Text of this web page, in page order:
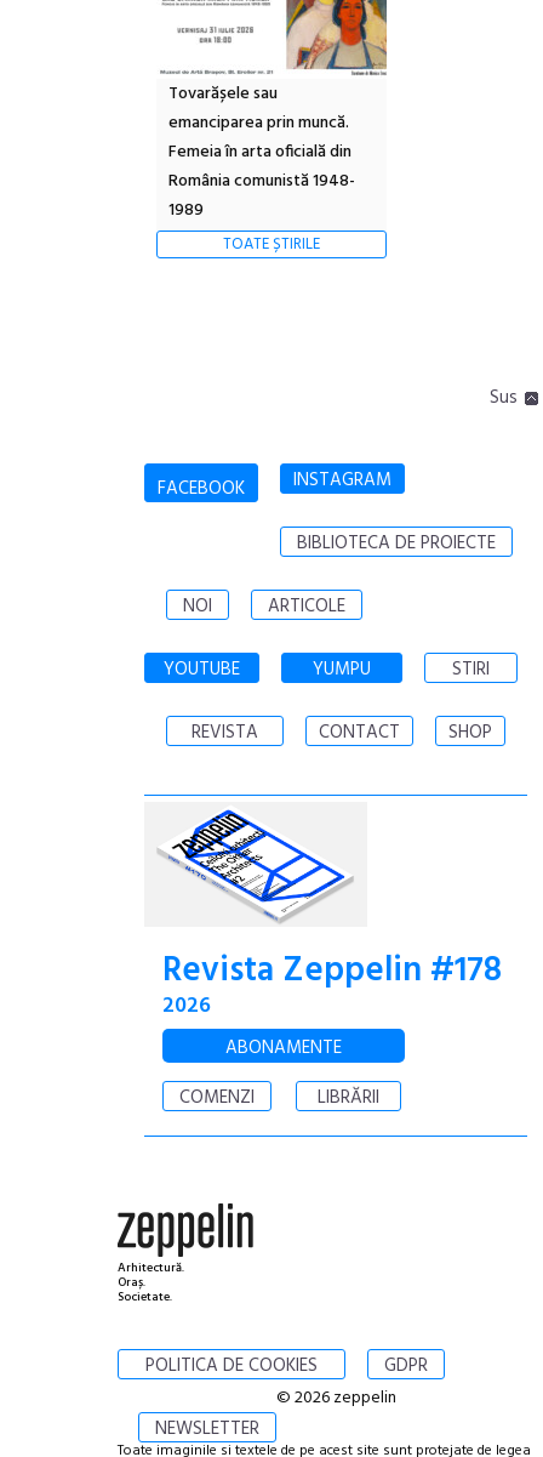
Tovarășele sau
emanciparea prin muncă.
Femeia în arta oficială din
România comunistă 1948-
1989
TOATE ȘTIRILE
Sus
FACEBOOK INSTAGRAM
BIBLIOTECA DE PROIECTE
NOI ARTICOLE
YOUTUBE YUMPU STIRI
REVISTA CONTACT SHOP
Revista Zeppelin #178
2026
ABONAMENTE
COMENZI
LIBRĂRII
Arhitectură.
Oraș.
Societate.
POLITICA DE COOKIES GDPR
NEWSLETTER
© 2026 zeppelin
Toate imaginile si textele de pe acest site sunt protejate de legea